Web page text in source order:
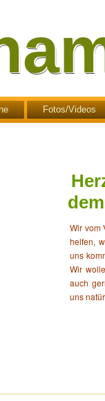
Wir vom
helfen,
uns
Wir
auch
uns
Fotos/Videos